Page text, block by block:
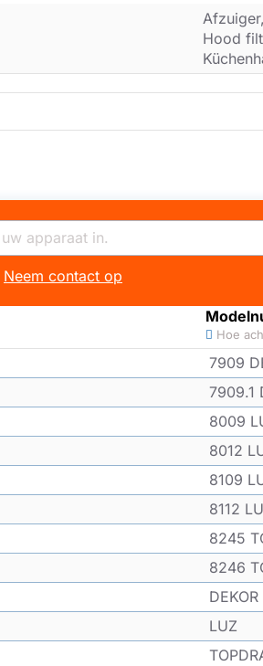
Hood
Neem contact op
Hoe
7909
7909.1
8009
8012
8109
8112
8245
8246
DEKOR
LUZ